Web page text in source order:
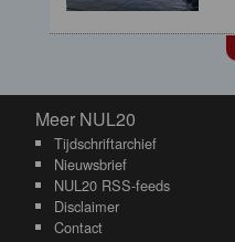
Meer NUL20
Meer NUL20
Tijdschriftarchief
Nieuwsbrief
NUL20 RSS-feeds
Disclaimer
Contact